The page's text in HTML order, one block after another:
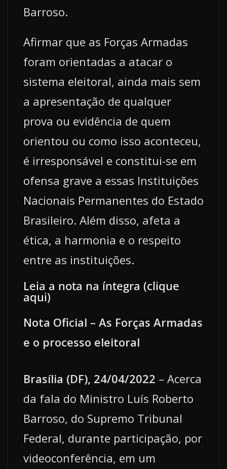
Barroso.
Afirmar que as Forças Armadas
foram orientadas a atacar o
sistema eleitoral, ainda mais sem
a apresentação de qualquer
prova ou evidência de quem
orientou ou como isso aconteceu,
é irresponsável e constitui-se em
ofensa grave a essas Instituições
Nacionais Permanentes do Estado
Brasileiro. Além disso, afeta a
ética, a harmonia e o respeito
entre as instituições.
Leia a nota na íntegra (clique
aqui)
Nota Oficial – As Forças Armadas
e o processo eleitoral
Brasília (DF), 24/04/2022 – Acerca
da fala do Ministro Luís Roberto
Barroso, do Supremo Tribunal
Federal, durante participação, por
videoconferência, em um